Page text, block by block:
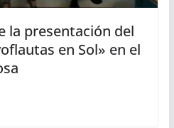
la presentación del
en Sol» en el